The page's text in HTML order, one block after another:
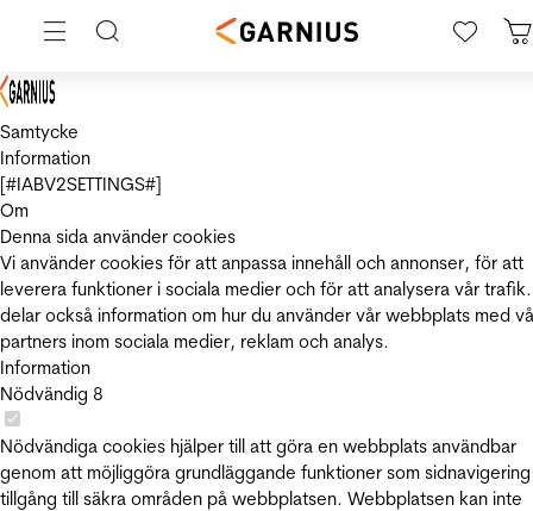
Samtycke
Information
[#IABV2SETTINGS#]
Om
Denna sida använder cookies
Vi använder cookies för att anpassa innehåll och annonser, för att
leverera funktioner i sociala medier och för att analysera vår
delar också information om hur du använder vår webbplats med
partners inom sociala medier, reklam och analys.
Information
Nödvändig 8
Nödvändiga cookies hjälper till att göra en webbplats användbar
genom att möjliggöra grundläggande funktioner som
tillgång till säkra områden på webbplatsen. Webbplatsen kan inte